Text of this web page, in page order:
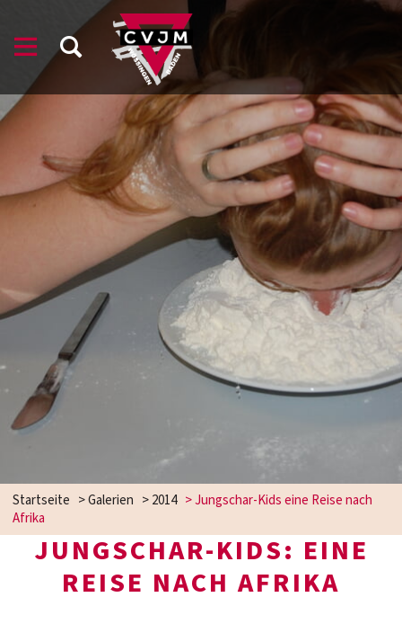
Startseite >Galerien >2014 >Jungschar-Kids eine Reise nach
Afrika
JUNGSCHAR-KIDS: EINE
REISE NACH AFRIKA